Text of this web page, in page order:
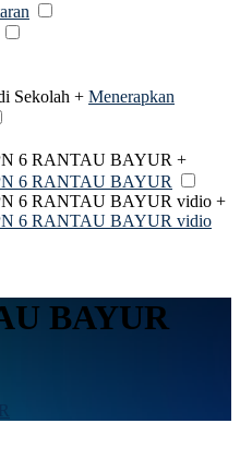
Sekolah + Menerapkan
6 RANTAU BAYUR +
6 RANTAU BAYUR
6 RANTAU BAYUR vidio +
6 RANTAU BAYUR vidio
BAYUR